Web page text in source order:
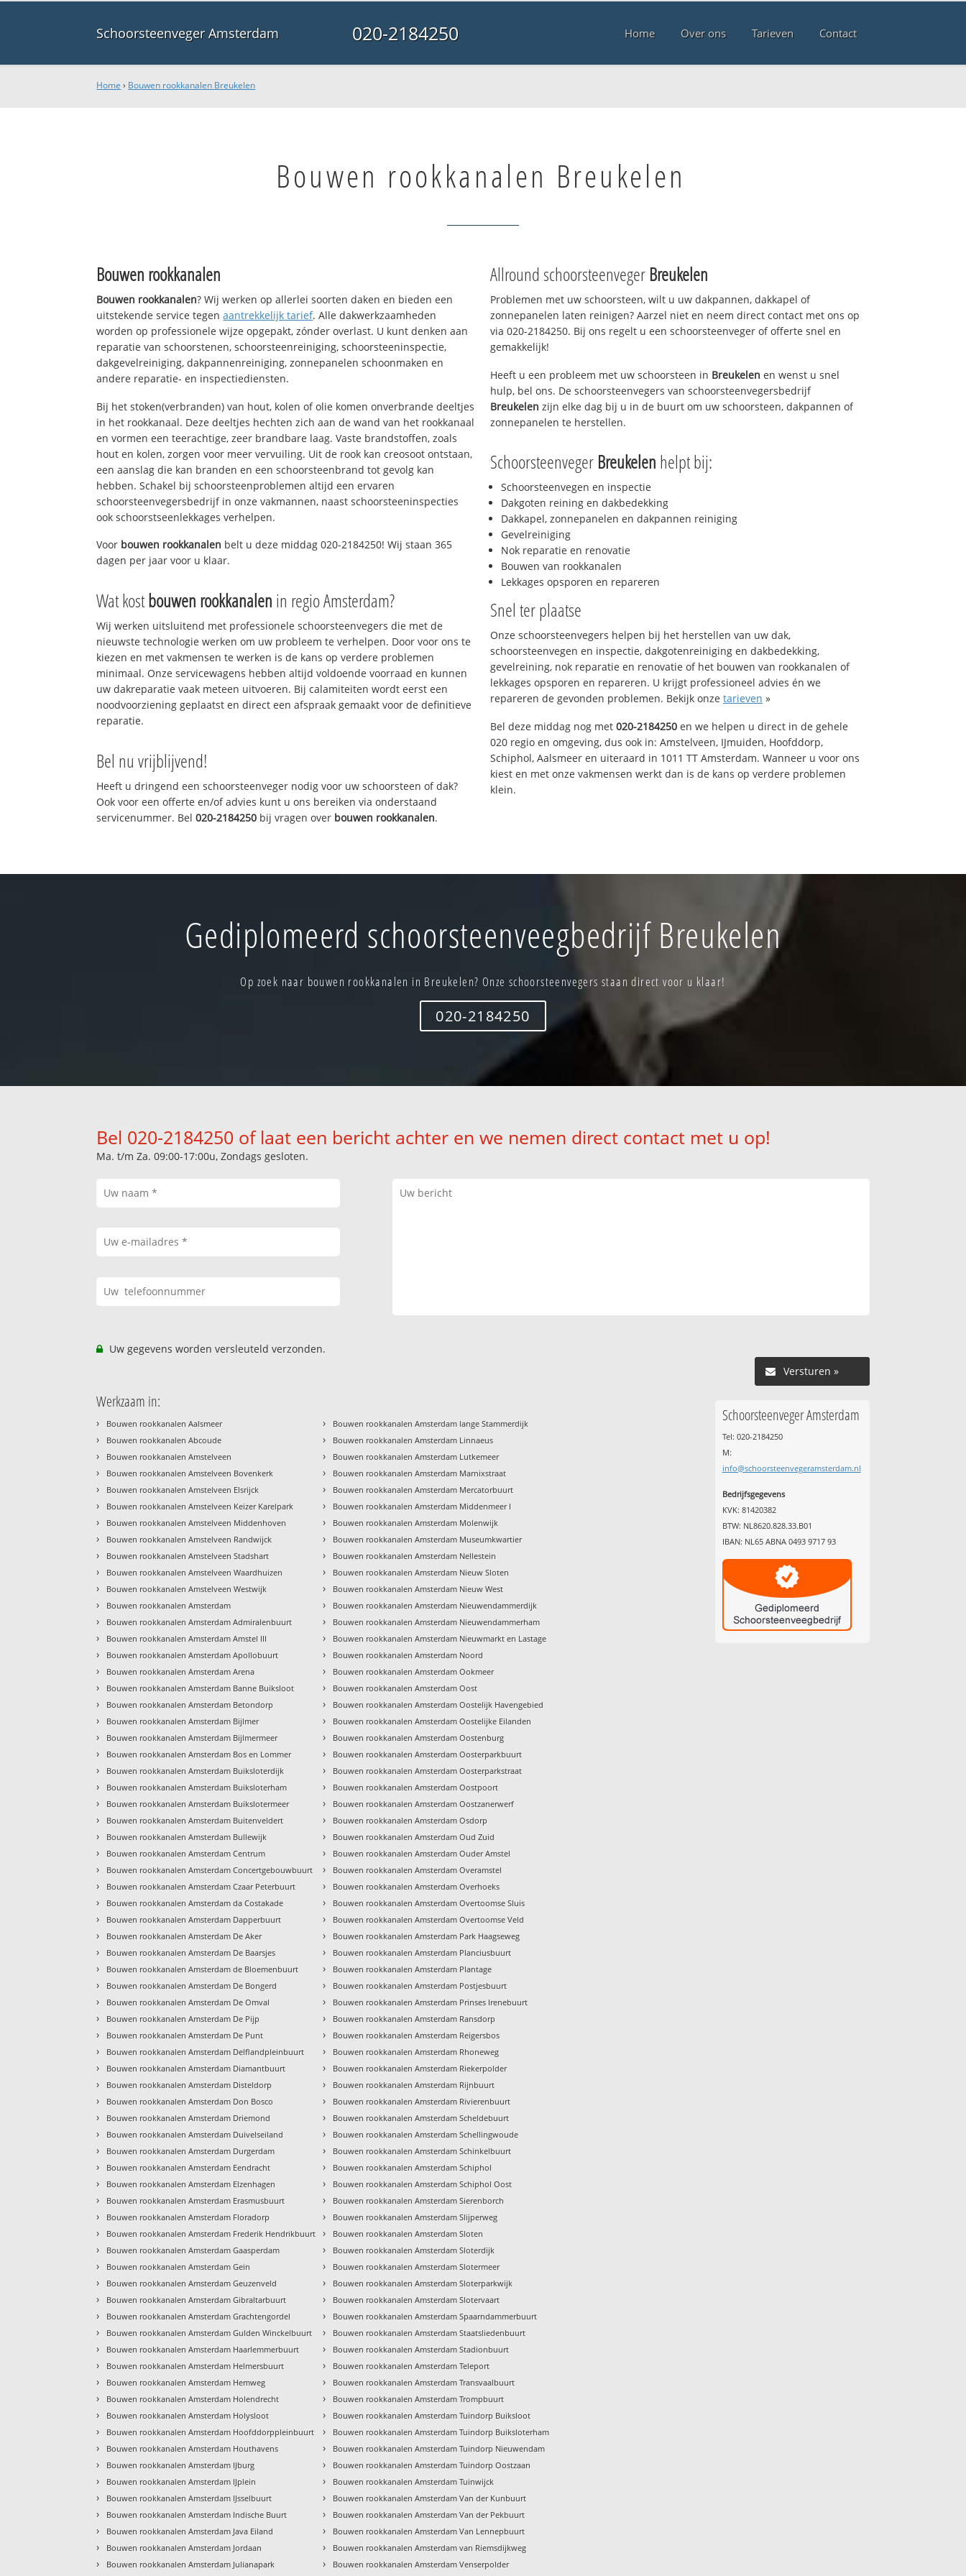
Schoorsteenveger Amsterdam 020-2184250 Home Over ons Tarieven Contact
Home › Bouwen rookkanalen Breukelen
Bouwen rookkanalen Breukelen
Bouwen rookkanalen
Bouwen rookkanalen? Wij werken op allerlei soorten daken en bieden een
uitstekende service tegenaantrekkelijk tarief. Alle dakwerkzaamheden
worden op professionele wijze opgepakt, zónder overlast. U kunt denken aan
reparatie van schoorstenen, schoorsteenreiniging, schoorsteeninspectie,
dakgevelreiniging, dakpannenreiniging, zonnepanelen schoonmaken en
andere reparatie- en inspectiediensten.
Bij het stoken(verbranden) van hout, kolen of olie komen onverbrande deeltjes
in het rookkanaal. Deze deeltjes hechten zich aan de wand van het rookkanaal
en vormen een teerachtige, zeer brandbare laag. Vaste brandstoffen, zoals
hout en kolen, zorgen voor meer vervuiling. Uit de rook kan creosoot ontstaan,
een aanslag die kan branden en een schoorsteenbrand tot gevolg kan
hebben. Schakel bij schoorsteenproblemen altijd een ervaren
schoorsteenvegersbedrijf in onze vakmannen, naast schoorsteeninspecties
ook schoorstseenlekkages verhelpen.
Voor bouwen rookkanalen belt u deze middag 020-2184250! Wij staan 365
dagen per jaar voor u klaar.
Wat kostbouwen rookkanalen in regio Amsterdam?
Wij werken uitsluitend met professionele schoorsteenvegers die met de
nieuwste technologie werken om uw probleem te verhelpen. Door voor ons te
kiezen en met vakmensen te werken is de kans op verdere problemen
minimaal. Onze servicewagens hebben altijd voldoende voorraad en kunnen
uw dakreparatie vaak meteen uitvoeren. Bij calamiteiten wordt eerst een
noodvoorziening geplaatst en direct een afspraak gemaakt voor de definitieve
reparatie.
Bel nu vrijblijvend!
Heeft u dringend een schoorsteenveger nodig voor uw schoorsteen of dak?
Ook voor een offerte en/of advies kunt u ons bereiken via onderstaand
servicenummer. Bel020-2184250 bij vragen over bouwen rookkanalen.
Allround schoorsteenveger Breukelen
Problemen met uw schoorsteen, wilt u uw dakpannen, dakkapel of
zonnepanelen laten reinigen? Aarzel niet en neem direct contact met ons op
via 020-2184250. Bij ons regelt u een schoorsteenveger of offerte snel en
gemakkelijk!
Heeft u een probleem met uw schoorsteen in Breukelen en wenst u snel
hulp, bel ons. De schoorsteenvegers van schoorsteenvegersbedrijf
Breukelen zijn elke dag bij u in de buurt om uw schoorsteen, dakpannen of
zonnepanelen te herstellen.
Schoorsteenveger Breukelen helpt bij:
Schoorsteenvegen en inspectie
Dakgoten reining en dakbedekking
Dakkapel, zonnepanelen en dakpannen reiniging
Gevelreiniging
Nok reparatie en renovatie
Bouwen van rookkanalen
Lekkages opsporen en repareren
Snel ter plaatse
Onze schoorsteenvegers helpen bij het herstellen van uw dak,
schoorsteenvegen en inspectie, dakgotenreiniging en dakbedekking,
gevelreining, nok reparatie en renovatie of het bouwen van rookkanalen of
lekkages opsporen en repareren. U krijgt professioneel advies én we
repareren de gevonden problemen. Bekijk onze tarieven »
Bel deze middag nog met 020-2184250 en we helpen u direct in de gehele
020 regio en omgeving, dus ook in: Amstelveen, IJmuiden, Hoofddorp,
Schiphol, Aalsmeer en uiteraard in 1011 TT Amsterdam. Wanneer u voor ons
kiest en met onze vakmensen werkt dan is de kans op verdere problemen
klein.
Gediplomeerd schoorsteenveegbedrijf Breukelen
Op zoek naar bouwen rookkanalen in Breukelen? Onze schoorsteenvegers staan direct voor u klaar!
020-2184250
Bel 020-2184250 of laat een bericht achter en we nemen direct contact met u op!
Ma. t/m Za. 09:00-17:00u, Zondags gesloten.
Uw gegevens worden versleuteld verzonden.
Versturen »
Werkzaam in:
› Bouwen rookkanalen Aalsmeer
› Bouwen rookkanalen Abcoude
› Bouwen rookkanalen Amstelveen
› Bouwen rookkanalen Amstelveen Bovenkerk
› Bouwen rookkanalen Amstelveen Elsrijck
› Bouwen rookkanalen Amstelveen Keizer Karelpark
› Bouwen rookkanalen Amstelveen Middenhoven
› Bouwen rookkanalen Amstelveen Randwijck
› Bouwen rookkanalen Amstelveen Stadshart
› Bouwen rookkanalen Amstelveen Waardhuizen
› Bouwen rookkanalen Amstelveen Westwijk
› Bouwen rookkanalen Amsterdam
› Bouwen rookkanalen Amsterdam Admiralenbuurt
› Bouwen rookkanalen Amsterdam Amstel III
› Bouwen rookkanalen Amsterdam Apollobuurt
› Bouwen rookkanalen Amsterdam Arena
› Bouwen rookkanalen Amsterdam Banne Buiksloot
› Bouwen rookkanalen Amsterdam Betondorp
› Bouwen rookkanalen Amsterdam Bijlmer
› Bouwen rookkanalen Amsterdam Bijlmermeer
› Bouwen rookkanalen Amsterdam Bos en Lommer
› Bouwen rookkanalen Amsterdam Buiksloterdijk
› Bouwen rookkanalen Amsterdam Buiksloterham
› Bouwen rookkanalen Amsterdam Buikslotermeer
› Bouwen rookkanalen Amsterdam Buitenveldert
› Bouwen rookkanalen Amsterdam Bullewijk
› Bouwen rookkanalen Amsterdam Centrum
› Bouwen rookkanalen Amsterdam Concertgebouwbuurt
› Bouwen rookkanalen Amsterdam Czaar Peterbuurt
› Bouwen rookkanalen Amsterdam da Costakade
› Bouwen rookkanalen Amsterdam Dapperbuurt
› Bouwen rookkanalen Amsterdam De Aker
› Bouwen rookkanalen Amsterdam De Baarsjes
› Bouwen rookkanalen Amsterdam de Bloemenbuurt
› Bouwen rookkanalen Amsterdam De Bongerd
› Bouwen rookkanalen Amsterdam De Omval
› Bouwen rookkanalen Amsterdam De Pijp
› Bouwen rookkanalen Amsterdam De Punt
› Bouwen rookkanalen Amsterdam Delflandpleinbuurt
› Bouwen rookkanalen Amsterdam Diamantbuurt
› Bouwen rookkanalen Amsterdam Disteldorp
› Bouwen rookkanalen Amsterdam Don Bosco
› Bouwen rookkanalen Amsterdam Driemond
› Bouwen rookkanalen Amsterdam Duivelseiland
› Bouwen rookkanalen Amsterdam Durgerdam
› Bouwen rookkanalen Amsterdam Eendracht
› Bouwen rookkanalen Amsterdam Elzenhagen
› Bouwen rookkanalen Amsterdam Erasmusbuurt
› Bouwen rookkanalen Amsterdam Floradorp
› Bouwen rookkanalen Amsterdam Frederik Hendrikbuurt
› Bouwen rookkanalen Amsterdam Gaasperdam
› Bouwen rookkanalen Amsterdam Gein
› Bouwen rookkanalen Amsterdam Geuzenveld
› Bouwen rookkanalen Amsterdam Gibraltarbuurt
› Bouwen rookkanalen Amsterdam Grachtengordel
› Bouwen rookkanalen Amsterdam Gulden Winckelbuurt
› Bouwen rookkanalen Amsterdam Haarlemmerbuurt
› Bouwen rookkanalen Amsterdam Helmersbuurt
› Bouwen rookkanalen Amsterdam Hemweg
› Bouwen rookkanalen Amsterdam Holendrecht
› Bouwen rookkanalen Amsterdam Holysloot
› Bouwen rookkanalen Amsterdam Hoofddorppleinbuurt
› Bouwen rookkanalen Amsterdam Houthavens
› Bouwen rookkanalen Amsterdam IJburg
› Bouwen rookkanalen Amsterdam IJplein
› Bouwen rookkanalen Amsterdam IJsselbuurt
› Bouwen rookkanalen Amsterdam Indische Buurt
› Bouwen rookkanalen Amsterdam Java Eiland
› Bouwen rookkanalen Amsterdam Jordaan
› Bouwen rookkanalen Amsterdam Julianapark
› Bouwen rookkanalen Amsterdam lange Stammerdijk
› Bouwen rookkanalen Amsterdam Linnaeus
› Bouwen rookkanalen Amsterdam Lutkemeer
› Bouwen rookkanalen Amsterdam Marnixstraat
› Bouwen rookkanalen Amsterdam Mercatorbuurt
› Bouwen rookkanalen Amsterdam Middenmeer I
› Bouwen rookkanalen Amsterdam Molenwijk
› Bouwen rookkanalen Amsterdam Museumkwartier
› Bouwen rookkanalen Amsterdam Nellestein
› Bouwen rookkanalen Amsterdam Nieuw Sloten
› Bouwen rookkanalen Amsterdam Nieuw West
› Bouwen rookkanalen Amsterdam Nieuwendammerdijk
› Bouwen rookkanalen Amsterdam Nieuwendammerham
› Bouwen rookkanalen Amsterdam Nieuwmarkt en Lastage
› Bouwen rookkanalen Amsterdam Noord
› Bouwen rookkanalen Amsterdam Ookmeer
› Bouwen rookkanalen Amsterdam Oost
› Bouwen rookkanalen Amsterdam Oostelijk Havengebied
› Bouwen rookkanalen Amsterdam Oostelijke Eilanden
› Bouwen rookkanalen Amsterdam Oostenburg
› Bouwen rookkanalen Amsterdam Oosterparkbuurt
› Bouwen rookkanalen Amsterdam Oosterparkstraat
› Bouwen rookkanalen Amsterdam Oostpoort
› Bouwen rookkanalen Amsterdam Oostzanerwerf
› Bouwen rookkanalen Amsterdam Osdorp
› Bouwen rookkanalen Amsterdam Oud Zuid
› Bouwen rookkanalen Amsterdam Ouder Amstel
› Bouwen rookkanalen Amsterdam Overamstel
› Bouwen rookkanalen Amsterdam Overhoeks
› Bouwen rookkanalen Amsterdam Overtoomse Sluis
› Bouwen rookkanalen Amsterdam Overtoomse Veld
› Bouwen rookkanalen Amsterdam Park Haagseweg
› Bouwen rookkanalen Amsterdam Planciusbuurt
› Bouwen rookkanalen Amsterdam Plantage
› Bouwen rookkanalen Amsterdam Postjesbuurt
› Bouwen rookkanalen Amsterdam Prinses Irenebuurt
› Bouwen rookkanalen Amsterdam Ransdorp
› Bouwen rookkanalen Amsterdam Reigersbos
› Bouwen rookkanalen Amsterdam Rhoneweg
› Bouwen rookkanalen Amsterdam Riekerpolder
› Bouwen rookkanalen Amsterdam Rijnbuurt
› Bouwen rookkanalen Amsterdam Rivierenbuurt
› Bouwen rookkanalen Amsterdam Scheldebuurt
› Bouwen rookkanalen Amsterdam Schellingwoude
› Bouwen rookkanalen Amsterdam Schinkelbuurt
› Bouwen rookkanalen Amsterdam Schiphol
› Bouwen rookkanalen Amsterdam Schiphol Oost
› Bouwen rookkanalen Amsterdam Sierenborch
› Bouwen rookkanalen Amsterdam Slijperweg
› Bouwen rookkanalen Amsterdam Sloten
› Bouwen rookkanalen Amsterdam Sloterdijk
› Bouwen rookkanalen Amsterdam Slotermeer
› Bouwen rookkanalen Amsterdam Sloterparkwijk
› Bouwen rookkanalen Amsterdam Slotervaart
› Bouwen rookkanalen Amsterdam Spaarndammerbuurt
› Bouwen rookkanalen Amsterdam Staatsliedenbuurt
› Bouwen rookkanalen Amsterdam Stadionbuurt
› Bouwen rookkanalen Amsterdam Teleport
› Bouwen rookkanalen Amsterdam Transvaalbuurt
› Bouwen rookkanalen Amsterdam Trompbuurt
› Bouwen rookkanalen Amsterdam Tuindorp Buiksloot
› Bouwen rookkanalen Amsterdam Tuindorp Buiksloterham
› Bouwen rookkanalen Amsterdam Tuindorp Nieuwendam
› Bouwen rookkanalen Amsterdam Tuindorp Oostzaan
› Bouwen rookkanalen Amsterdam Tuinwijck
› Bouwen rookkanalen Amsterdam Van der Kunbuurt
› Bouwen rookkanalen Amsterdam Van der Pekbuurt
› Bouwen rookkanalen Amsterdam Van Lennepbuurt
› Bouwen rookkanalen Amsterdam van Riemsdijkweg
› Bouwen rookkanalen Amsterdam Venserpolder
Schoorsteenveger Amsterdam
Tel: 020-2184250
M:
info@schoorsteenvegeramsterdam.nl
Bedrijfsgegevens
KVK: 81420382
BTW: NL8620.828.33.B01
IBAN: NL65 ABNA 0493 9717 93